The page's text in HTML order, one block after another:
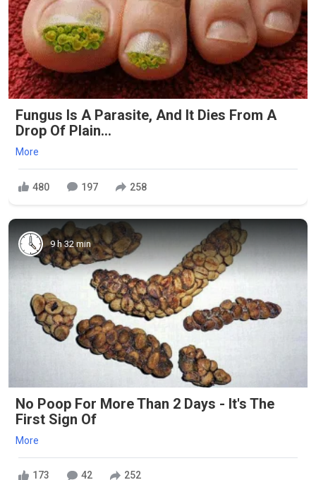
Fungus Is A Parasite, And It Dies From A
Drop Of Plain...
More
480 197 258
9 h 32 min
No Poop For More Than 2 Days - It's The
First Sign Of
More
173 42 252